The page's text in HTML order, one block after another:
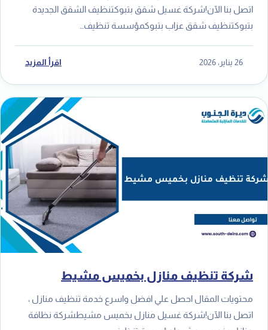
اتصل بنا الآن!شركة غسيل شقق بتبوكتنظيف الشقق الجديدة
بتبوكتنظيف شقق عزاب بتبوكمؤسسة تنظيف…
26 يناير، 2026 اقرأ المزيد
شركة تنظيف منازل بخميس مشيط
محتويات المقال احصل علي افضل واسرع خدمة تنظيف منازل ،
اتصل بنا الآن!شركة غسيل منازل بخميس مشيطشركة نظافة